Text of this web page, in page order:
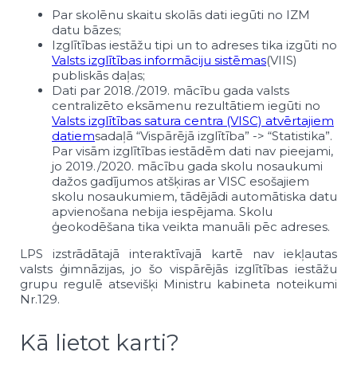
Par skolēnu skaitu skolās dati iegūti no IZM
datu bāzes;
Izglītības iestāžu tipi un to adreses tika izgūti no
Valsts izglītības informāciju sistēmas(VIIS)
publiskās daļas;
Dati par 2018./2019. mācību gada valsts
centralizēto eksāmenu rezultātiem iegūti no
Valsts izglītības satura centra (VISC) atvērtajiem
datiemsadaļā “Vispārējā izglītība” -> “Statistika”.
Par visām izglītības iestādēm dati nav pieejami,
jo 2019./2020. mācību gada skolu nosaukumi
dažos gadījumos atšķiras ar VISC esošajiem
skolu nosaukumiem, tādējādi automātiska datu
apvienošana nebija iespējama. Skolu
ģeokodēšana tika veikta manuāli pēc adreses.
LPS izstrādātajā interaktīvajā kartē nav iekļautas
valsts ģimnāzijas, jo šo vispārējās izglītības iestāžu
grupu regulē atsevišķi Ministru kabineta noteikumi
Nr.129.
Kā lietot karti?